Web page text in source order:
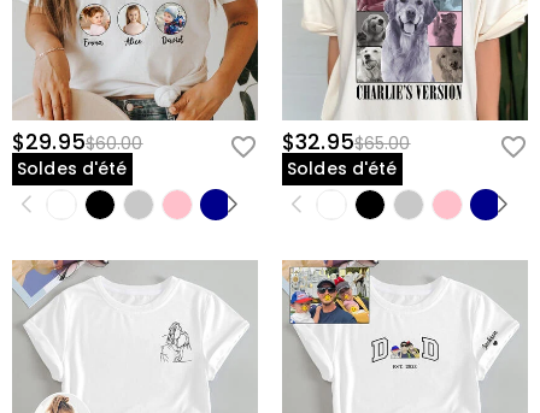
$29.95$60.00
Soldes d'été
$32.95$65.00
Soldes d'été